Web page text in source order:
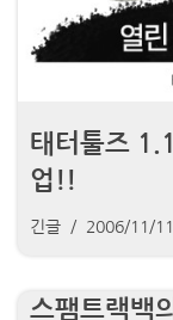
태터툴즈
업!!
긴글 2006/11/11
스팸트랙백